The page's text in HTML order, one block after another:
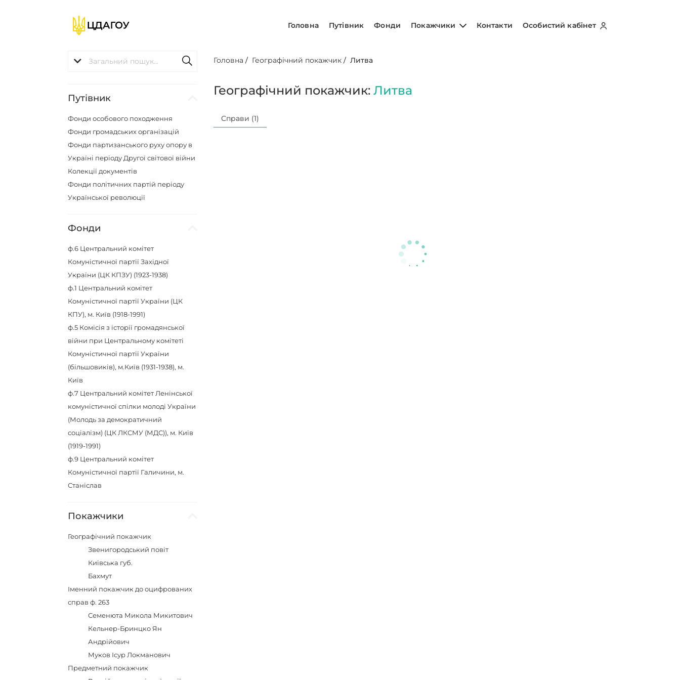
Головна Путівник Фонди Покажчики Контакти Особистий кабінет
Путівник
Фонди особового походження
Фонди громадських організацій
Фонди партизанського руху опору в
Україні періоду Другої світової війни
Колекції документів
Фонди політичних партій періоду
Української революції
Фонди
ф.6 Центральний комітет
Комуністичної партії Західної
України (ЦК КПЗУ) (1923-1938)
ф.1 Центральний комітет
Комуністичної партії України (ЦК
КПУ), м. Київ (1918-1991)
ф.5 Комісія з історії громадянської
війни при Центральному комітеті
Комуністичної партії України
(більшовиків), м.Київ (1931-1938), м.
Київ
ф.7 Центральний комітет Ленінської
комуністичної спілки молоді України
(Молодь за демократичний
соціалізм) (ЦК ЛКСМУ (МДС)), м. Київ
(1919-1991)
ф.9 Центральний комітет
Комуністичної партії Галичини, м.
Станіслав
Покажчики
Географічний покажчик
Звенигородський повіт
Київська губ.
Бахмут
Іменний покажчик до оцифрованих
справ ф. 263
Семенюта Микола Микитович
Кельнер-Бринцко Ян
Андрійович
Муков Ісур Локманович
Предметний покажчик
Головна / Географічний покажчик /Литва
Географічний покажчик:Литва
Справи (1)